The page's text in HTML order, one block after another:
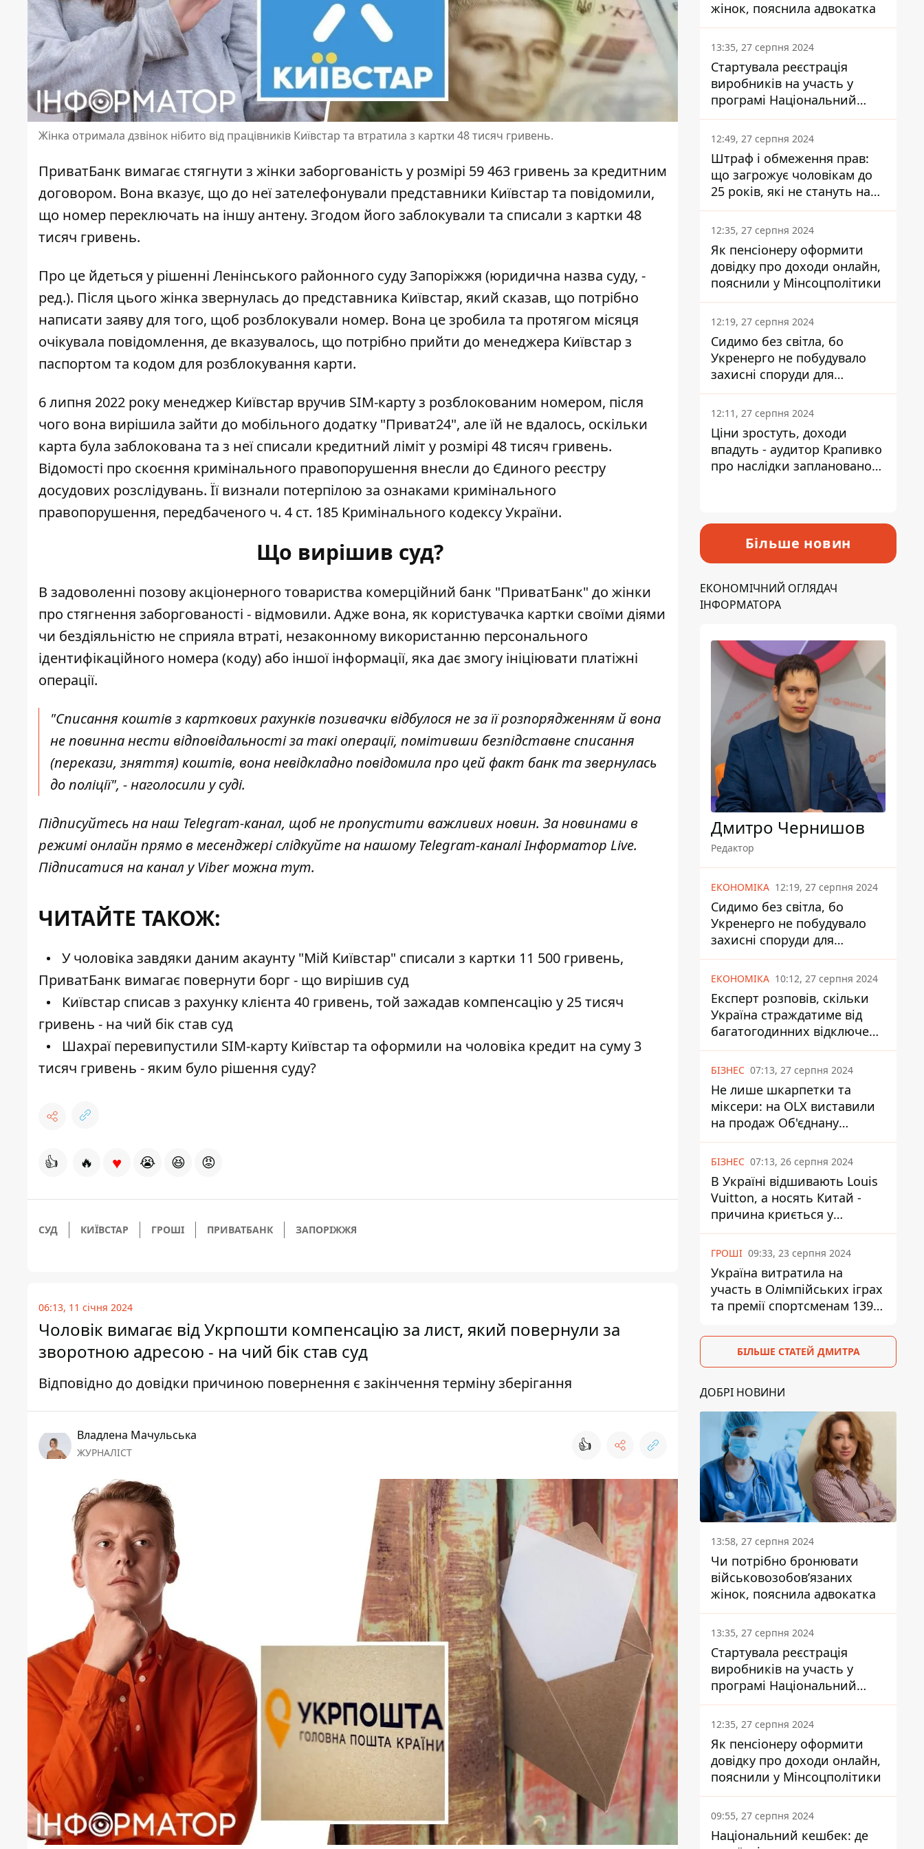
Жінка отримала дзвінок нібито від працівників Київстар та втратила з картки 48 тисяч гривень.
ПриватБанк вимагає стягнути з жінки заборгованість у розмірі 59 463 гривень за кредитним
договором. Вона вказує, що до неїзателефонували представники Київстарта повідомили,
що номер переключать на іншу антену. Згодом його заблокували та списали з картки 48
тисяч гривень.
Про це йдеться у рішенні Ленінського районного суду Запоріжжя (юридична назва суду, -
ред.). Після цього жінка звернулась до представника Київстар, який сказав, що потрібно
написати заяву для того, щоб розблокували номер. Вона це зробила та протягом місяця
очікувала повідомлення, де вказувалось, що потрібно прийти до менеджера Київстар з
паспортом та кодом для розблокування карти.
6 липня 2022 року менеджер Київстар вручив SIM-карту з розблокованим номером, після
чого вона вирішила зайти до мобільного додатку "Приват24", але їй не вдалось, оскільки
карта була заблокована та з неї списали кредитний ліміт у розмірі 48 тисяч гривень.
Відомості про скоєння кримінального правопорушення внесли до Єдиного реєстру
досудових розслідувань. Її визнали потерпілою за ознаками кримінального
правопорушення, передбаченого ч. 4 ст. 185 Кримінального кодексу України.
Що вирішив суд?
В задоволенні позову акціонерного товариства комерційний банк "ПриватБанк" до жінки
про стягнення заборгованості - відмовили. Адже вона, як користувачка картки своїми діями
чи бездіяльністю не сприяла втраті, незаконному використанню персонального
ідентифікаційного номера (коду) або іншої інформації, яка дає змогу ініціювати платіжні
операції.
"Списання коштів з карткових рахунків позивачки відбулося не за її розпорядженням й вона
не повинна нести відповідальності за такі операції, помітивши безпідставне списання
(перекази, зняття) коштів, вона невідкладно повідомила про цей факт банк та звернулась
до поліції", - наголосили у суді.
Підписуйтесь на наш Telegram-канал, щоб не пропустити важливих новин. За новинами в
режимі онлайн прямо в месенджері слідкуйте на нашому Telegram-каналіІнформатор Live.
Підписатися на канал у Viber можнатут.
ЧИТАЙТЕ ТАКОЖ:
У чоловіка завдяки даним акаунту "Мій Київстар" списали з картки 11 500 гривень,
ПриватБанк вимагає повернути борг - що вирішив суд
Київстар списав з рахунку клієнта 40 гривень, той зажадав компенсацію у 25 тисяч
гривень - на чий бік став суд
Шахраї перевипустили SIM-карту Київстар та оформили на чоловіка кредит на суму 3
тисяч гривень - яким було рішення суду?
👍 🔥 ♥ 😭 😆 😡
СУД КИЇВСТАР ГРОШІ ПРИВАТБАНК ЗАПОРІЖЖЯ
06:13, 11 січня 2024
Чоловік вимагає від Укрпошти компенсацію за лист, який повернули за
зворотною адресою - на чий бік став суд
Відповідно до довідки причиною повернення є закінчення терміну зберігання
Владлена Мачульська
ЖУРНАЛІСТ 👍
жінок, пояснила адвокатка
13:35, 27 серпня 2024
Стартувала реєстрація
виробників на участь у
програмі Національний
кешбек: як це зробити
через портал Дія
12:49, 27 серпня 2024
Штраф і обмеження прав:
що загрожує чоловікам до
25 років, які не стануть на
військовий облік
12:35, 27 серпня 2024
Як пенсіонеру оформити
довідку про доходи онлайн,
пояснили у Мінсоцполітики
12:19, 27 серпня 2024
Сидимо без світла, бо
Укренерго не побудувало
захисні споруди для
енергетики - нардеп
Кучеренко
12:11, 27 серпня 2024
Ціни зростуть, доходи
впадуть - аудитор Крапивко
про наслідки запланованого
Більше новин
ЕКОНОМІЧНИЙ ОГЛЯДАЧ
ІНФОРМАТОРА
Дмитро Чернишов
Редактор
ЕКОНОМІКА 12:19, 27 серпня 2024
Сидимо без світла, бо
Укренерго не побудувало
захисні споруди для
енергетики - нардеп
Кучеренко
ЕКОНОМІКА 10:12, 27 серпня 2024
Експерт розповів, скільки
Україна страждатиме від
багатогодинних відключень
світла
БІЗНЕС 07:13, 27 серпня 2024
Не лише шкарпетки та
міксери: на OLX виставили
на продаж Об'єднану
Гірнично-Хімічну Компанію
за багато мільярдів
БІЗНЕС 07:13, 26 серпня 2024
В Україні відшивають Louis
Vuitton, а носять Китай -
причина криється у
податках
ГРОШІ 09:33, 23 серпня 2024
Україна витратила на
участь в Олімпійських іграх
та премії спортсменам 139,6
БІЛЬШЕ СТАТЕЙ ДМИТРА
ДОБРІ НОВИНИ
13:58, 27 серпня 2024
Чи потрібно бронювати
військовозобов’язаних
жінок, пояснила адвокатка
13:35, 27 серпня 2024
Стартувала реєстрація
виробників на участь у
програмі Національний
кешбек: як це зробити
через портал Дія
12:35, 27 серпня 2024
Як пенсіонеру оформити
довідку про доходи онлайн,
пояснили у Мінсоцполітики
09:55, 27 серпня 2024
Національний кешбек: де